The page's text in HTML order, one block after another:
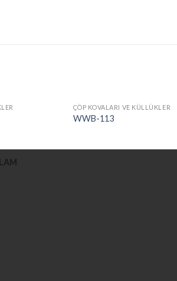
ÇÖP KOVALARI VE KÜLLÜKLER
WWB-113